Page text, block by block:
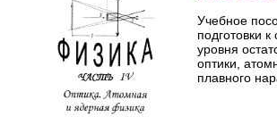
Учебное
подготовки
уровня
оптики,
плавного